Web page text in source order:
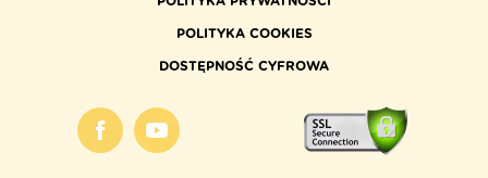
POLITYKA COOKIES
DOSTĘPNOŚĆ CYFROWA